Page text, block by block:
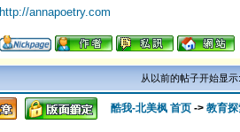
http://annapoetry.com
从以前的帖子开始显
酷我-北美枫 首页 -> 教育